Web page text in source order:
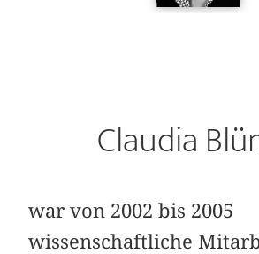
Claudia
war von 2002 bis 2005
wissenschaftliche